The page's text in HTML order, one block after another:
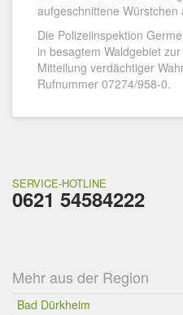
aufgeschnittene Würstchen
Die Polizeiinspektion
in besagtem Waldgebiet
Mitteilung verdächtiger
Rufnummer 07274/958-0.
SERVICE-HOTLINE
0621 54584222
Mehr aus der Region
Bad Dürkheim